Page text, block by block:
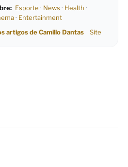
Esporte · News · Health ·
· Entertainment
artigos de Camillo Dantas
Site